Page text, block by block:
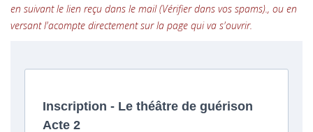
en suivant le lien reçu dans le mail(Vérifier dans vos spams)., ou en
versant l'acompte directement sur la page qui va s'ouvrir.